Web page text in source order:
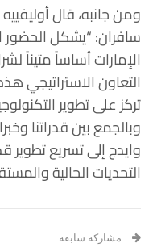
ومن جانبه، قال
سافران: “يشكل الحضور
الإمارات أساساً متيناً
التعاون الاستراتيجي
تركز على تطوير
وبالجمع بين قدراتنا
وايدج إلى تسريع تطوير
التحديات الحالية
مشاركة سابقة